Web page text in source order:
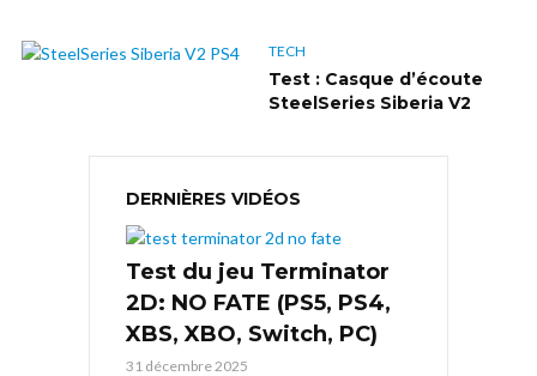
TECH
Test : Casque d’écoute
SteelSeries Siberia V2
DERNIÈRES VIDÉOS
Test du jeu Terminator
2D: NO FATE (PS5, PS4,
XBS, XBO, Switch, PC)
31 décembre 2025